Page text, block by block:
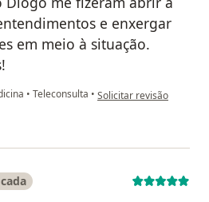
e enxergar
em meio à situação.
• Teleconsulta • na opinião do utilizador
Solicitar revisão